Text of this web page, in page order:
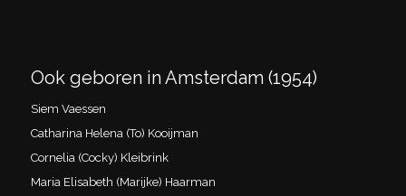
Ook geboren in Amsterdam (1954)
Siem Vaessen
Catharina Helena (To) Kooijman
Cornelia (Cocky) Kleibrink
Maria Elisabeth (Marijke) Haarman